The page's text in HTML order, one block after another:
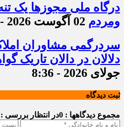
درگاه ملی مجوزها یک
ومردم 02 آگوست 2026 - 8:16
سردرگمی مشاوران
دلالان در دالان تاریک
جولای 2026 - 8:36
ثبت دیدگاه
مجموع دیدگاهها : 0 در انتظار بررسی : 0